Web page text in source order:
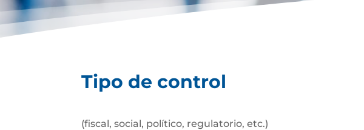
Tipo de control
(fiscal, social, político, regulatorio, etc.)